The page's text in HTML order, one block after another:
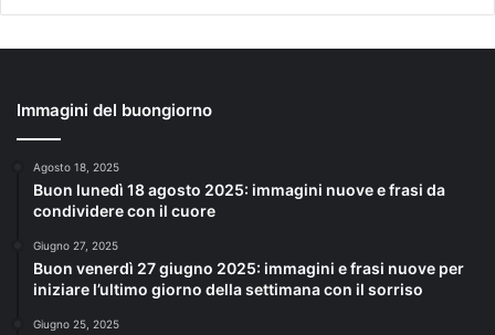
Immagini del buongiorno
Agosto 18, 2025
Buon lunedì 18 agosto 2025: immagini nuove e frasi da
condividere con il cuore
Giugno 27, 2025
Buon venerdì 27 giugno 2025: immagini e frasi nuove per
iniziare l’ultimo giorno della settimana con il sorriso
Giugno 25, 2025